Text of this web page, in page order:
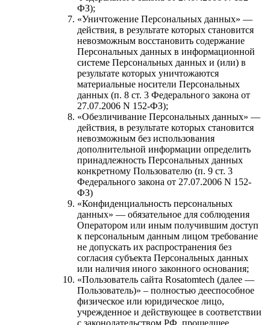
ФЗ);
«Уничтожение Персональных данных» —
действия, в результате которых становится
невозможным восстановить содержание
Персональных данных в информационной
системе Персональных данных и (или) в
результате которых уничтожаются
материальные носители Персональных
данных (п. 8 ст. 3 Федерального закона от
27.07.2006 N 152-ФЗ);
«Обезличивание Персональных данных» —
действия, в результате которых становится
невозможным без использования
дополнительной информации определить
принадлежность Персональных данных
конкретному Пользователю (п. 9 ст. 3
Федерального закона от 27.07.2006 N 152-
ФЗ)
«Конфиденциальность персональных
данных» — обязательное для соблюдения
Оператором или иным получившим доступ
к персональным данным лицом требование
не допускать их распространения без
согласия субъекта Персональных данных
или наличия иного законного основания;
«Пользователь сайта Rosatomtech (далее —
Пользователь)» – полностью дееспособное
физическое или юридическое лицо,
учрежденное и действующее в соответствии
с законодательством РФ, прошедшее